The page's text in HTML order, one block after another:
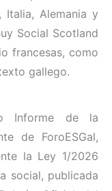
Italia, Alemania y
Social Scotland
francesas, como
gallego.
Informe de la
de ForoESGal,
la Ley 1/2026
social, publicada